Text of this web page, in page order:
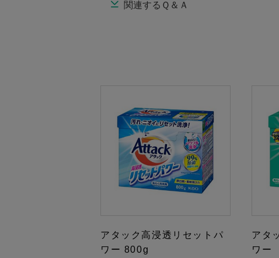
関連するＱ＆Ａ
アタック高浸透リセットパ
ワー 800g
アタ
ワー